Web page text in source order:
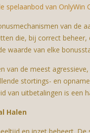
spelaanbod van OnlyWin
van de
die, bij correct
waarde van elke
van de meest
stortings- en
van uitbetalingen is een
Halen